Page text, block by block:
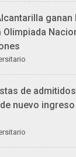
ganan
de
nuevo